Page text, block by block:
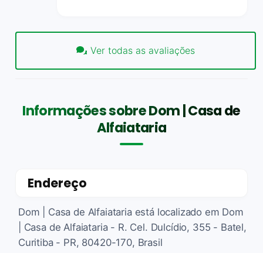
Ver todas as avaliações
Informações sobre Dom | Casa de
Alfaiataria
Endereço
Dom | Casa de Alfaiataria está localizado em Dom
| Casa de Alfaiataria - R. Cel. Dulcídio, 355 - Batel,
Curitiba - PR, 80420-170, Brasil